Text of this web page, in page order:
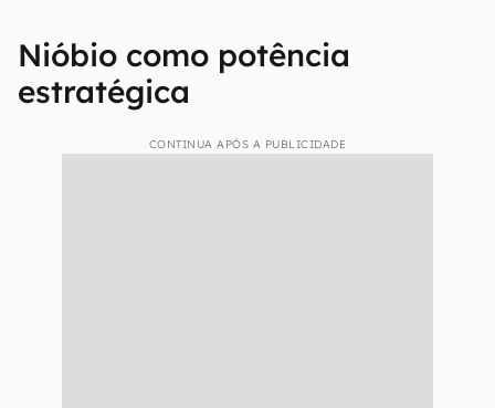
Isso permite que o metal mude de nível
eletrônico repetidamente sem perder
fosseum "interruptor com muitos níveis",onde